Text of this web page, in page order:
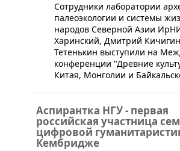
​Сотрудники лаборатории
палеоэкологии и системы
народов Северной Азии
Харинский, Дмитрий
Тетенькин выступили на
конференции "Древние
Китая, Монголии и
Аспирантка НГУ - первая
российская участница
цифровой
Кембридже